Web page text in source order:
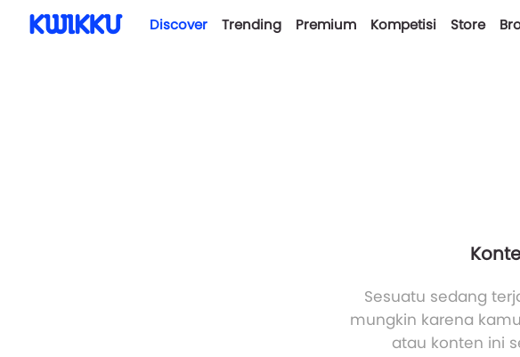
Discover Trending Premium Kompetisi Store
Sesuatu sedang
mungkin karena
atau konten ini